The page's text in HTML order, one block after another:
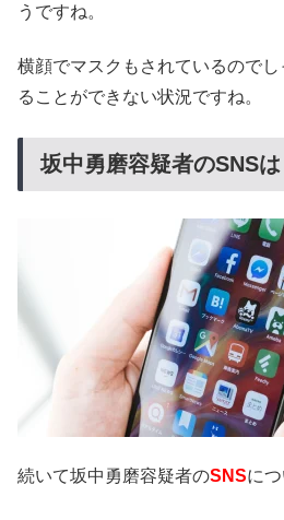
うですね。
横顔でマスクもされているので
ることができない状況ですね。
坂中勇磨容疑者のSNSは
続いて坂中勇磨容疑者のSNSに